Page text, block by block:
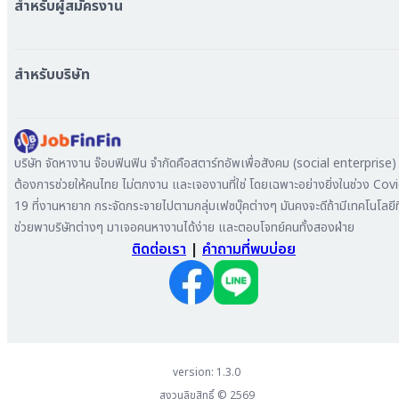
หางาน กรุงเทพมหานคร
หางาน เชียงใหม่
หางาน สมุทรสาคร
หางาน ระยอง
หางาน สมุทรสาหางาน ภูเก็ต
หางาน พระนครศรีอยุธยา
สำหรับผู้สมัครงาน
เข้าสู่ระบบ
สำหรับบริษัท
ลงประกาศรับสมัครงาน
ค้นหาผู้สมัครงาน
ลงโฆษณา
บริษัท จัดหางาน จ๊อบฟินฟิน จำกัดคือสตาร์ทอัพเพื่อสังคม (social
ต้องการช่วยให้คนไทย ไม่ตกงาน และเจองานที่ใช่ โดยเฉพาะอย่างยิ่งในช่วง
19 ที่งานหายาก กระจัดกระจายไปตามกลุ่มเฟซบุ๊คต่างๆ มันคงจะดีถ้ามีเทคโนโล
ช่วยพาบริษัทต่างๆ มาเจอคนหางานได้ง่าย และตอบโจทย์คนทั้งสองฝ่าย
ติดต่อเรา | คำถามที่พบบ่อย
version: 1.3.0
สงวนลิขสิทธิ์ © 2569